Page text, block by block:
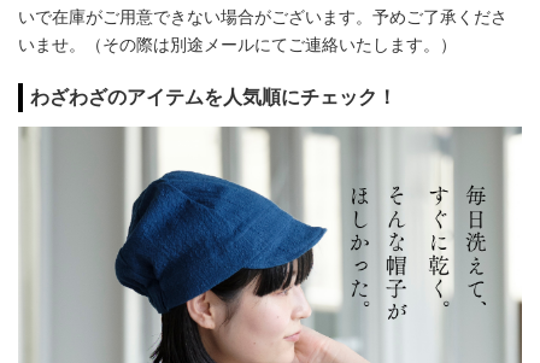
いで在庫がご用意できない場合がございます。予めご了承くださ
いませ。（その際は別途メールにてご連絡いたします。）
わざわざのアイテムを人気順にチェック！